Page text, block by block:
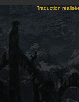
Traduction